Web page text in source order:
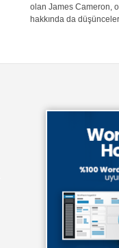
olan James Cameron,
hakkında da